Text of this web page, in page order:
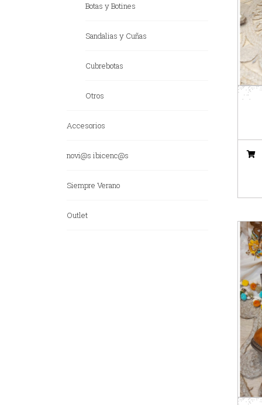
Botas y Botines
Sandalias y Cuñas
Cubrebotas
Otros
Accesorios
novi@s ibicenc@s
Siempre Verano
Outlet